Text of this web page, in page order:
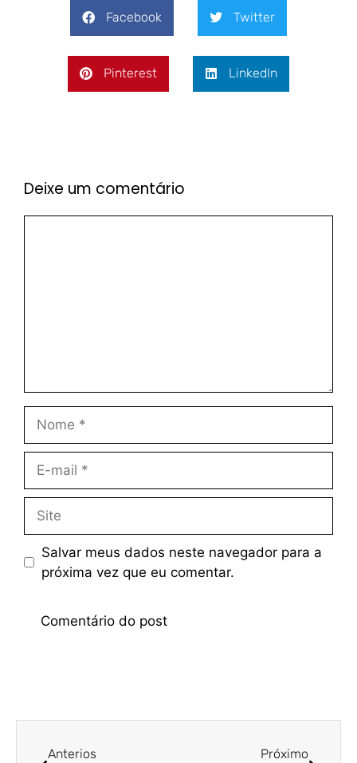
Facebook Twitter
Pinterest LinkedIn
Deixe um comentário
Salvar meus dados neste navegador para a
próxima vez que eu comentar.
Anterios Próximo